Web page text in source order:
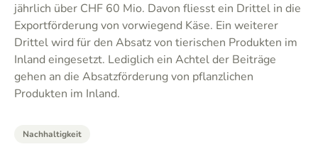
jährlich über CHF 60 Mio. Davon fliesst ein Drittel in die
Exportförderung von vorwiegend Käse. Ein weiterer
Drittel wird für den Absatz von tierischen Produkten im
Inland eingesetzt. Lediglich ein Achtel der Beiträge
gehen an die Absatzförderung von pflanzlichen
Produkten im Inland.
Nachhaltigkeit